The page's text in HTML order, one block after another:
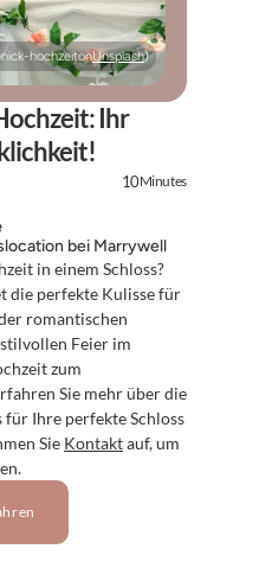
hochzeitonUnsplash)
Ihr
10Minutes
bei Marrywell
in einem Schloss?
die perfekte Kulisse für
romantischen
Feier im
zum
Sie mehr über die
Ihre perfekte Schloss
Sie Kontakt auf, um